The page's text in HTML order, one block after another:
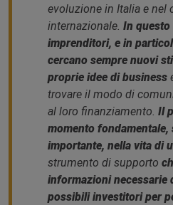
evoluzione in Italia e nel
internazionale. In
imprenditori, e in
cercano sempre nuovi
proprie idee di business
trovare il modo di
al loro finanziamento. Il
momento fondamentale,
importante, nella vita di
strumento di supporto
informazioni necessarie
possibili investitori per